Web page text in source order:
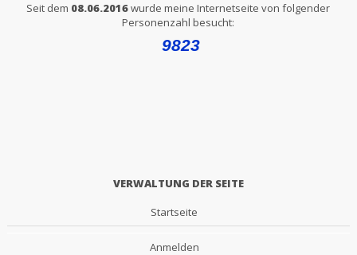
Seit dem 08.06.2016wurde meine Internetseite von folgender
Personenzahl besucht:
VERWALTUNG DER SEITE
Startseite
Anmelden